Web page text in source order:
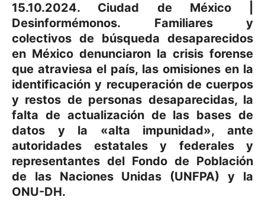
15.10.2024. Ciudad de México |
Desinformémonos. Familiares y
colectivos de búsqueda desaparecidos
en México denunciaron la crisis forense
que atraviesa el país, las omisiones en la
identificación y recuperación de cuerpos
y restos de personas desaparecidas, la
falta de actualización de las bases de
datos y la «alta impunidad», ante
autoridades estatales y federales y
representantes del Fondo de Población
de las Naciones Unidas (UNFPA) y la
ONU-DH.